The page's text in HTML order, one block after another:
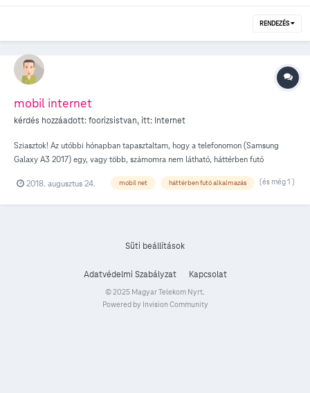
RENDEZÉS
mobil internet
kérdés hozzáadott:foorizsistvan, itt: Internet
Sziasztok! Az utóbbi hónapban tapasztaltam, hogy a telefonomon (Samsung
Galaxy A3 2017) egy, vagy több, számomra nem látható, háttérben futó
mobilnetet. Minden lehetséges alkalmazást leállítottam, kikapcsoltam, ennek
2018. augusztus 24. mobil net háttérben futó alkalmazás (és még 1 )
Süti beállítások
Adatvédelmi Szabályzat Kapcsolat
© 2025 Magyar Telekom Nyrt.
Powered by Invision Community